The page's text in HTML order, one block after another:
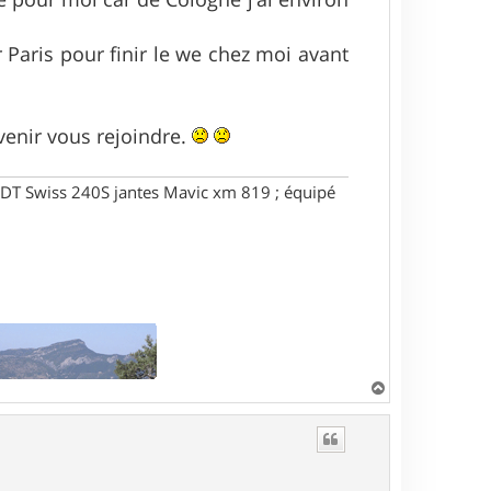
pour finir le we chez moi avant
vous rejoindre.
Swiss 240S jantes Mavic xm 819 ; équipé
a